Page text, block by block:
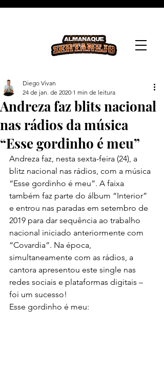
Andreza faz blits nacional
nas rádios da música
“Esse gordinho é meu”
Diego Vivan
24 de jan. de 2020 1 min de leitura
Andreza faz, nesta sexta-feira (24), a
blitz nacional nas rádios, com a música
“Esse gordinho é meu”. A faixa
também faz parte do álbum “Interior”
e entrou nas paradas em setembro de
2019 para dar sequência ao trabalho
nacional iniciado anteriormente com
“Covardia”. Na época,
simultaneamente com as rádios, a
cantora apresentou este single nas
redes sociais e plataformas digitais –
foi um sucesso!
Esse gordinho é meu: